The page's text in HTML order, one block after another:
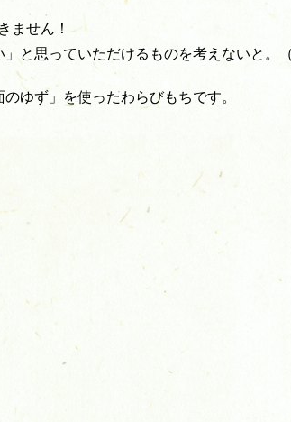
ません！
と思っていただけるものを考えないと。
ゆず」を使ったわらびもちです。